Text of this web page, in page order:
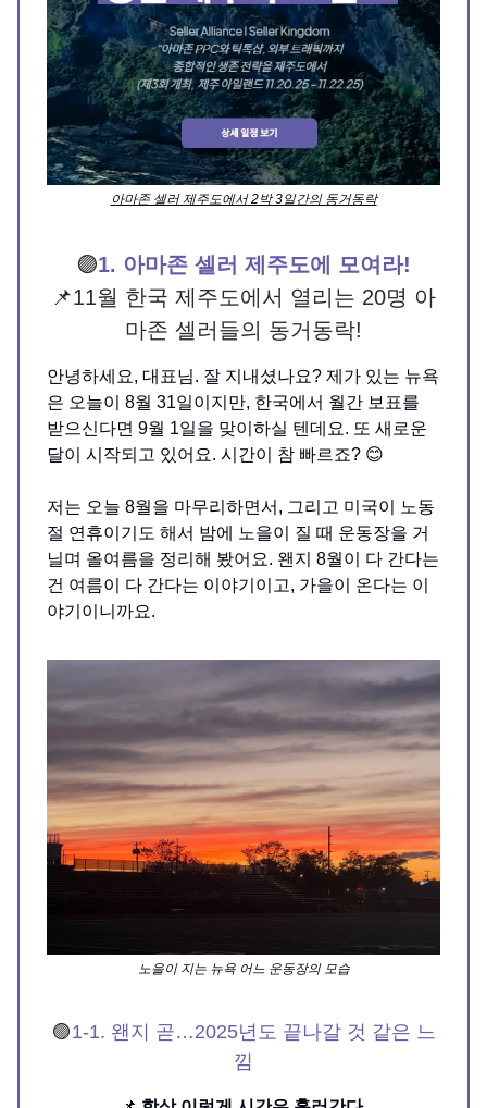
아마존 셀러 제주도에서 2박 3일간의 동거동락
🟣1. 아마존 셀러 제주도에 모여라!
📌11월 한국 제주도에서 열리는 20명 아
마존 셀러들의 동거동락!
안녕하세요, 대표님. 잘 지내셨나요? 제가 있는 뉴욕
은 오늘이 8월 31일이지만, 한국에서 월간 보표를
받으신다면 9월 1일을 맞이하실 텐데요. 또 새로운
달이 시작되고 있어요. 시간이 참 빠르죠? 😊
저는 오늘 8월을 마무리하면서, 그리고 미국이 노동
절 연휴이기도 해서 밤에 노을이 질 때 운동장을 거
닐며 올여름을 정리해 봤어요. 왠지 8월이 다 간다는
건 여름이 다 간다는 이야기이고, 가을이 온다는 이
야기이니까요.
노을이 지는 뉴욕 어느 운동장의 모습
🟣1-1. 왠지 곧…2025년도 끝나갈 것 같은 느
낌